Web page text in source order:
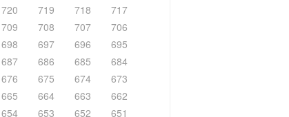
720 719 718
717
709 708 707
706
698 697 696
695
687 686 685
684
676 675 674
673
665 664 663
662
654 653 652
651